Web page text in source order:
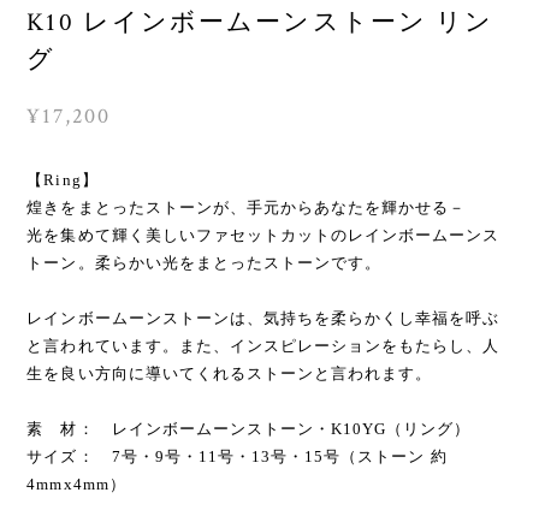
K10 レインボームーンストーン リン
グ
¥17,200
【Ring】
煌きをまとったストーンが、手元からあなたを輝かせる－
光を集めて輝く美しいファセットカットのレインボームーンス
トーン。柔らかい光をまとったストーンです。
レインボームーンストーンは、気持ちを柔らかくし幸福を呼ぶ
と言われています。また、インスピレーションをもたらし、人
生を良い方向に導いてくれるストーンと言われます。
素 材： レインボームーンストーン・K10YG（リング）
サイズ： 7号・9号・11号・13号・15号（ストーン 約
4mmx4mm）